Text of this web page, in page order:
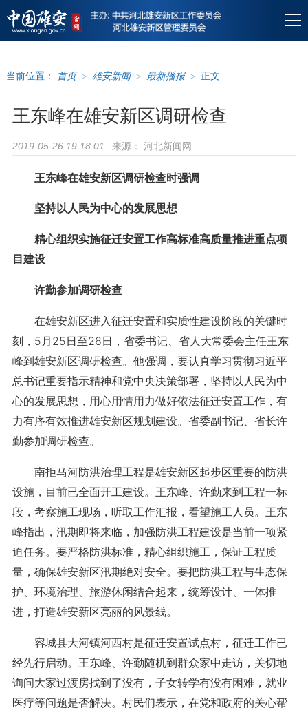
当前位置： 首页 > 雄安新闻 > 最新播报 > 正文
王东峰在雄安新区调研检查
2019-05-26 19:18:01 来源： 河北新闻网
王东峰在雄安新区调研检查时强调
坚持以人民为中心的发展思想
精心组织实施征迁安置工作高标准高质量推进重点项
目建设
许勤参加调研检查
在雄安新区进入征迁安置和实质性建设阶段的关键时
刻，5月25日至26日，省委书记、省人大常委会主任王东
峰到雄安新区调研检查。他强调，要认真学习贯彻习近平
总书记重要指示精神和党中央决策部署，坚持以人民为中
心的发展思想，用心用情用力做好依法征迁安置工作，有
力有序有效推进雄安新区规划建设。省委副书记、省长许
勤参加调研检查。
南拒马河防洪治理工程是雄安新区起步区重要的防洪
设施，目前已全面开工建设。王东峰、许勤来到工程一标
段，考察施工现场，听取工作汇报，看望施工人员。王东
峰指出，汛期即将来临，加强防洪工程建设是当前一项紧
迫任务。要严格防洪标准，精心组织施工，保证工程质
量，确保雄安新区汛期绝对安全。要把防洪工程与生态保
护、环境治理、旅游休闲结合起来，统筹设计、一体推
进，打造雄安新区亮丽的风景线。
容城县大河镇河西村是征迁安置试点村，征迁工作已
经先行启动。王东峰、许勤随机到群众家中走访，关切地
询问大家过渡房找到了没有，子女转学有没有困难，就业
医疗等问题是否解决。村民们表示，在党和政府的关心帮